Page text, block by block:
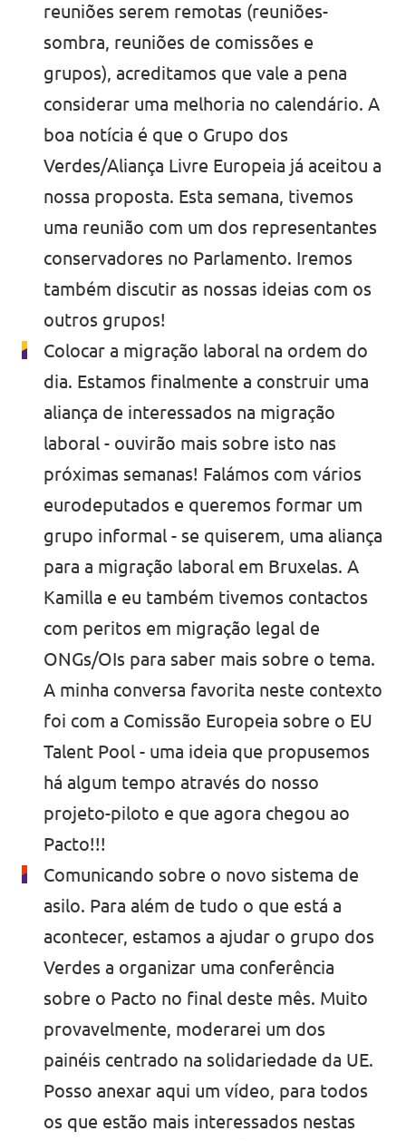
reuniões serem remotas (reuniões-
sombra, reuniões de comissões e
grupos), acreditamos que vale a pena
considerar uma melhoria no calendário. A
boa notícia é que o Grupo dos
Verdes/Aliança Livre Europeia já aceitou a
nossa proposta. Esta semana, tivemos
uma reunião com um dos representantes
conservadores no Parlamento. Iremos
também discutir as nossas ideias com os
outros grupos!
Colocar a migração laboral na ordem do
dia. Estamos finalmente a construir uma
aliança de interessados na migração
laboral - ouvirão mais sobre isto nas
próximas semanas! Falámos com vários
eurodeputados e queremos formar um
grupo informal - se quiserem, uma aliança
para a migração laboral em Bruxelas. A
Kamilla e eu também tivemos contactos
com peritos em migração legal de
ONGs/OIs para saber mais sobre o tema.
A minha conversa favorita neste contexto
foi com a Comissão Europeia sobre o EU
Talent Pool - uma ideia que propusemos
há algum tempo através do nosso
projeto-piloto e que agora chegou ao
Pacto!!!
Comunicando sobre o novo sistema de
asilo. Para além de tudo o que está a
acontecer, estamos a ajudar o grupo dos
Verdes a organizar uma conferência
sobre o Pacto no final deste mês. Muito
provavelmente, moderarei um dos
painéis centrado na solidariedade da UE.
Posso anexar aqui um vídeo, para todos
os que estão mais interessados nestas